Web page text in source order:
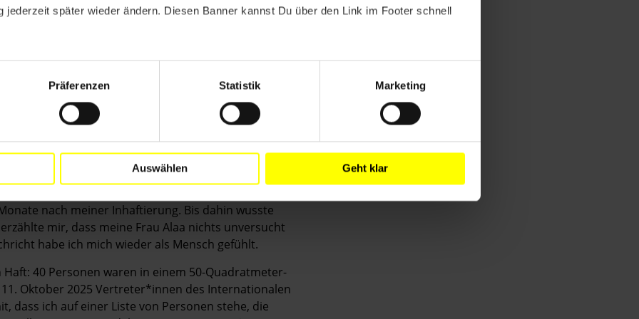
jederzeit später wieder ändern. Diesen Banner kannst Du über den Link im Footer schnell
Präferenzen Statistik Marketing
Auswählen Geht klar
unserer Menschlichkeit beraubt und auf das
ausreichend, mit Dreck versetzt und manchmal mit
wir Essen aufgespart hatten, wurde die gesamte
Seife, keine Zahnbürsten und keine Duschen,
sechs Monate durften wir unsere Kleidung nicht
Einer starb an der Ansammlung von
Antibiotika zu besorgen und sagte ihnen, dass wir
hier kein Arzt, du bist ein Terrorist."
nach meiner Inhaftierung. Bis dahin wusste
mir, dass meine Frau Alaa nichts unversucht
habe ich mich wieder als Mensch gefühlt.
40 Personen waren in einem 50-Quadratmeter-
Oktober 2025 Vertreter*innen des Internationalen
dass ich auf einer Liste von Personen stehe, die